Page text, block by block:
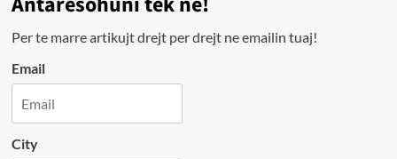
Per te marre artikujt drejt per drejt ne emailin tuaj!
Email
City